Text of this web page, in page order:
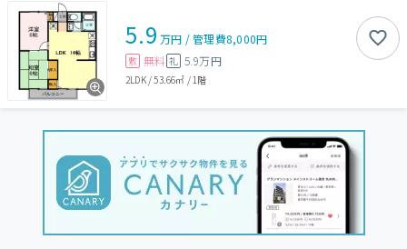
5.9 万円 /管理費8,000円
敷 無料 礼 5.9万円
2LDK/53.66㎡ / 1階